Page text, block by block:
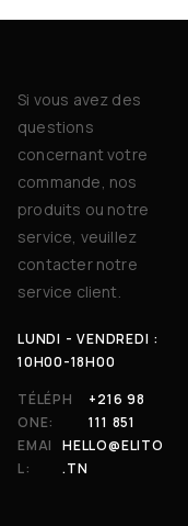
Si vous avez des
questions
concernant votre
commande, nos
produits ou notre
service, veuillez
contacter notre
service client.
LUNDI - VENDREDI :
10H00-18H00
TÉLÉPH
ONE:
+216 98
111 851
EMAI
L:
HELLO@ELITO
.TN